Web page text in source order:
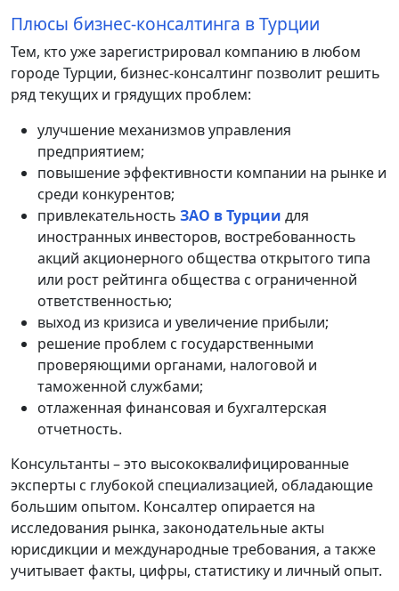
Плюсы бизнес-консалтинга в Турции
Тем, кто уже зарегистрировал компанию в любом
городе Турции, бизнес-консалтинг позволит решить
ряд текущих и грядущих проблем:
улучшение механизмов управления
предприятием;
повышение эффективности компании на рынке и
среди конкурентов;
привлекательность ЗАО в Турции для
иностранных инвесторов, востребованность
акций акционерного общества открытого типа
или рост рейтинга общества с ограниченной
ответственностью;
выход из кризиса и увеличение прибыли;
решение проблем с государственными
проверяющими органами, налоговой и
таможенной службами;
отлаженная финансовая и бухгалтерская
отчетность.
Консультанты – это высококвалифицированные
эксперты с глубокой специализацией, обладающие
большим опытом. Консалтер опирается на
исследования рынка, законодательные акты
юрисдикции и международные требования, а также
учитывает факты, цифры, статистику и личный опыт.